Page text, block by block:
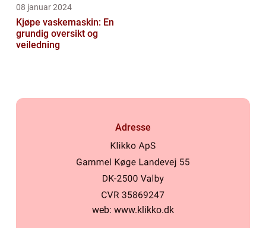
08 januar 2024
Kjøpe vaskemaskin: En
grundig oversikt og
veiledning
Adresse
web: www.klikko.dk